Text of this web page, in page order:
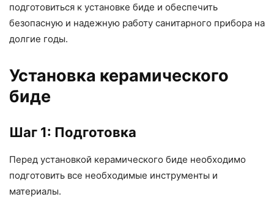
подготовиться к установке биде и обеспечить
безопасную и надежную работу санитарного прибора на
долгие годы.
Установка керамического
биде
Шаг 1: Подготовка
Перед установкой керамического биде необходимо
подготовить все необходимые инструменты и
материалы.